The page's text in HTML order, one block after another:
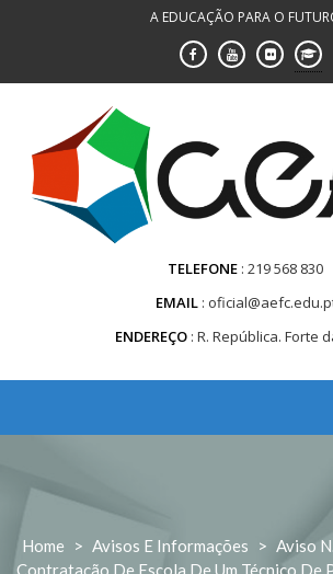
A EDUCAÇÃO PARA O
TELEFONE 219 568 830
EMAIL
ENDEREÇO R. República. Forte
Home > Avisos E Informações > Aviso
Contratação De Escola De Um Técnico De